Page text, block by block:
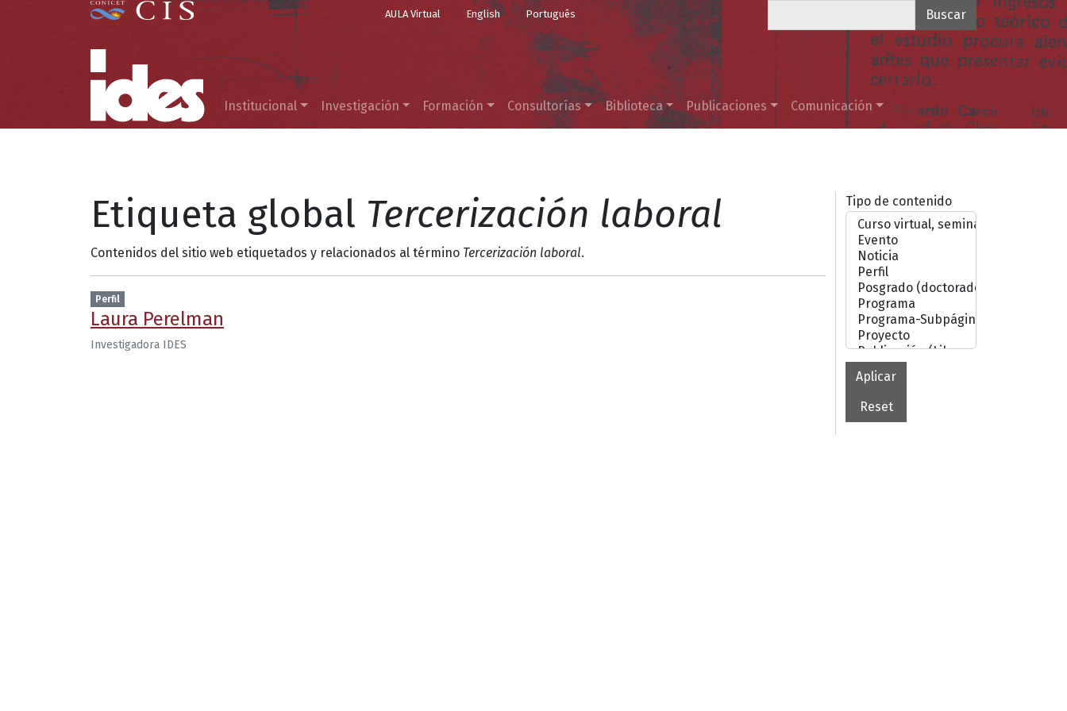
Pasar al contenido principal
Top Menu
AULA Virtual English Português
Menú principal
Institucional Investigación Formación Consultorías Biblioteca Publicaciones Comunicación
Etiqueta global Tercerización laboral
Contenidos del sitio web etiquetados y relacionados al término Tercerización laboral.
Perfil
Laura Perelman
Investigadora IDES
Tipo de contenido